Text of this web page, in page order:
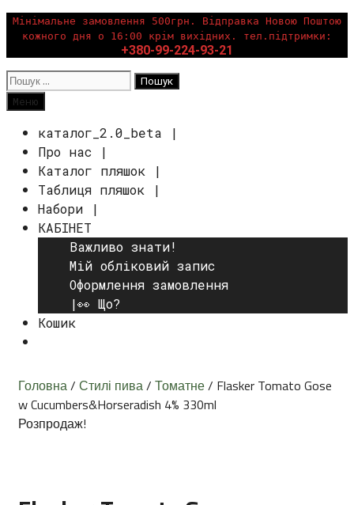
Перейти
вмісту
Мінімальне замовлення 500грн. Відправка Новою Поштою
кожного дня о 16:00 крім вихідних. тел.підтримки:
+380-99-224-93-21
Пошук:
Пошук
Меню
каталог_2.0_beta |
Про нас |
Каталог пляшок |
Таблиця пляшок |
Набори |
КАБІНЕТ
Важливо знати!
Мій обліковий запис
Оформлення замовлення
|👀 Що?
Кошик
Головна/ Стилі пива/ Томатне/ Flasker Tomato Gose
w Cucumbers&Horseradish 4% 330ml
Розпродаж!